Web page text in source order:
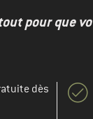
pour que
dès